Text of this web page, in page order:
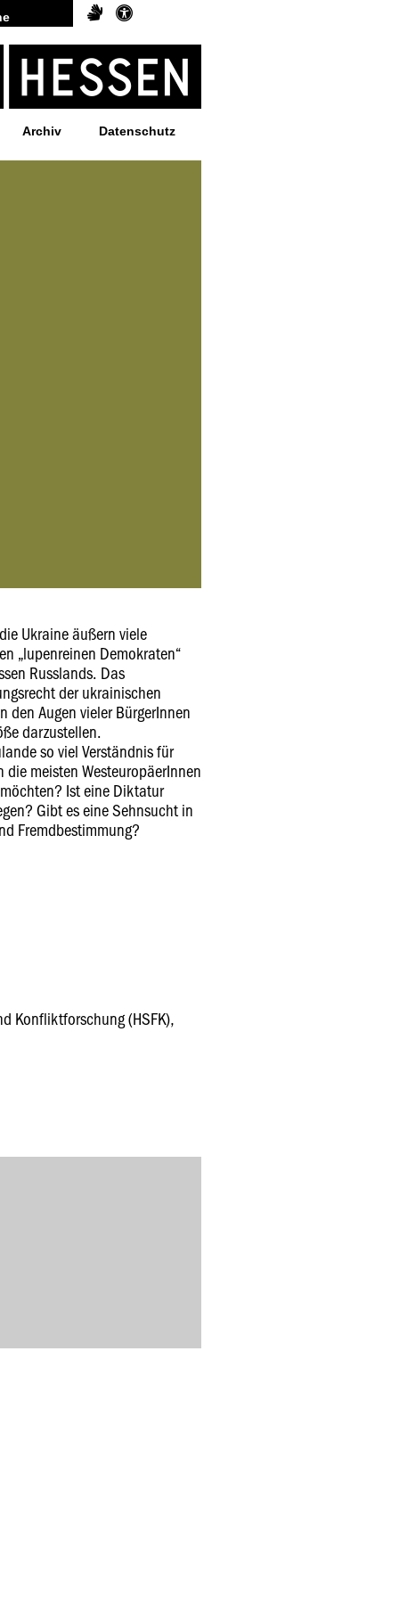
Archiv Datenschutz
Ukraine äußern viele
„lupenreinen Demokraten“
Russlands. Das
der ukrainischen
den Augen vieler BürgerInnen
darzustellen.
so viel Verständnis für
meisten WesteuropäerInnen
Ist eine Diktatur
Gibt es eine Sehnsucht in
Fremdbestimmung?
Konfliktforschung (HSFK),